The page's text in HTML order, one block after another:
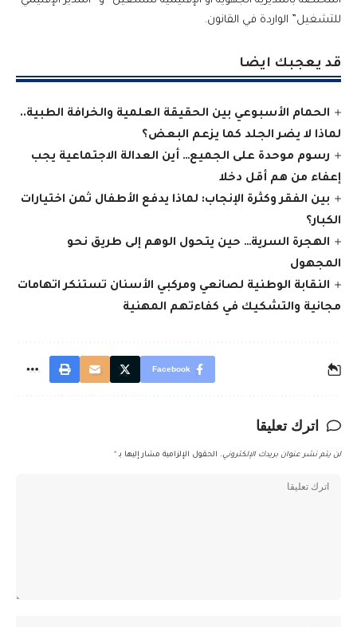
للتشغيل” الواردة في القانون.
قد يعجبك ايضا
الحمام الأسبوعي بين الحقيقة العلمية والخرافة الطبية..
لماذا لا يضر الجلد كما يزعم البعض؟
رسوم موحدة على الجميع… أين العدالة الاجتماعية يجب
إعفاء من هم أقل دخلا
بين الفقر وكثرة الإنجاب: لماذا يدفع الأطفال ثمن اختيارات
الكبار؟
الهجرة السرية… حين يتحول الوهم إلى طريق نحو
المجهول
النقابة الوطنية لصانعي ومركبي الأسنان تستنكر اتهامات
مجانية والتشكيك في كفاءتهم المهنية
Facebook
اترك تعليقا
لن يتم نشر عنوان بريدك الإلكتروني. الحقول الإلزامية مشار إليها بـ *